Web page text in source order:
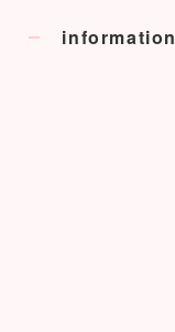
information